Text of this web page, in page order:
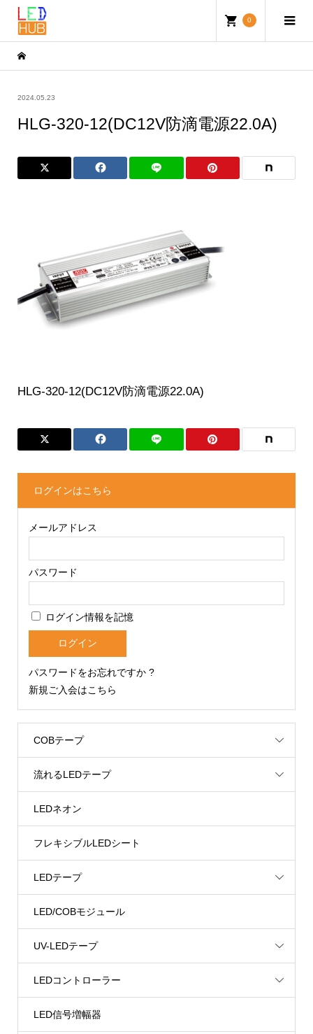
0
2024.05.23
HLG-320-12(DC12V防滴電源22.0A)
HLG-320-12(DC12V防滴電源22.0A)
ログインはこちら
メールアドレス
パスワード
ログイン情報を記憶
パスワードをお忘れですか ?
新規ご入会はこちら
COBテープ
流れるLEDテープ
LEDネオン
フレキシブルLEDシート
LEDテープ
LED/COBモジュール
UV-LEDテープ
LEDコントローラー
LED信号増幅器